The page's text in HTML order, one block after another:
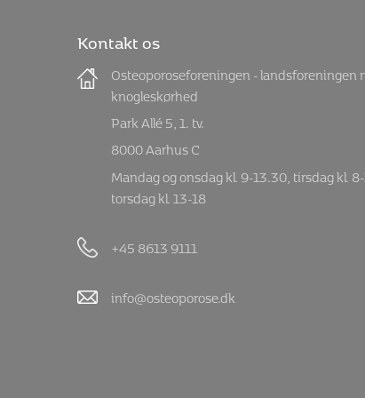
Kontakt os
Osteoporoseforeningen - landsforeningen
knogleskørhed
Park Allé 5, 1. tv.
8000 Aarhus C
Mandag og onsdag kl. 9-13.30, tirsdag kl.
torsdag kl. 13-18
+45 8613 9111
info@osteoporose.dk